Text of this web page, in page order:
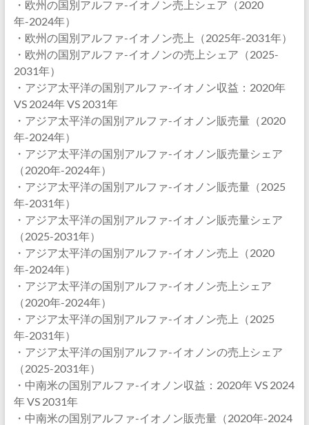
・欧州の国別アルファ-イオノン売上シェア（2020
年-2024年）
・欧州の国別アルファ-イオノン売上（2025年-2031年）
・欧州の国別アルファ-イオノンの売上シェア（2025-
2031年）
・アジア太平洋の国別アルファ-イオノン収益：2020年
VS 2024年 VS 2031年
・アジア太平洋の国別アルファ-イオノン販売量（2020
年-2024年）
・アジア太平洋の国別アルファ-イオノン販売量シェア
（2020年-2024年）
・アジア太平洋の国別アルファ-イオノン販売量（2025
年-2031年）
・アジア太平洋の国別アルファ-イオノン販売量シェア
（2025-2031年）
・アジア太平洋の国別アルファ-イオノン売上（2020
年-2024年）
・アジア太平洋の国別アルファ-イオノン売上シェア
（2020年-2024年）
・アジア太平洋の国別アルファ-イオノン売上（2025
年-2031年）
・アジア太平洋の国別アルファ-イオノンの売上シェア
（2025-2031年）
・中南米の国別アルファ-イオノン収益：2020年 VS 2024
年 VS 2031年
・中南米の国別アルファ-イオノン販売量（2020年-2024